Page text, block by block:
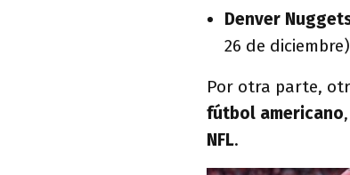
Denver
26 de
Por otra parte,
fútbol americano
NFL.